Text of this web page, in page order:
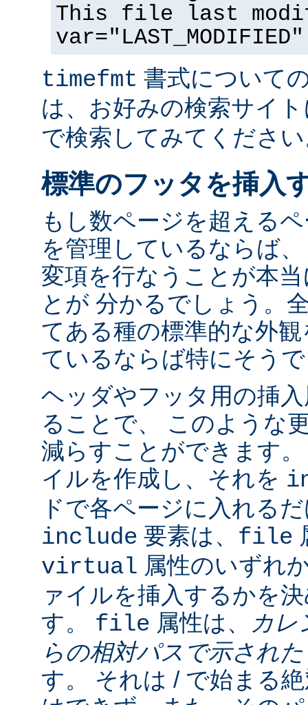
This file last
timefmt 書式について
は、お好みの検索サイ
で検索してみてくださ
標準のフッタを挿入
もし数ページを超える
を管理しているならば
変項を行なうことが本
とが 分かるでしょう。
てある種の標準的な外
ているならば特にそう
ヘッダやフッタ用の挿
ることで、 このような
減らすことができます
イルを作成し、それを
ドで各ページに入れる
include 要素は、 file
virtual 属性のいずれ
ァイルを挿入するかを
す。 file 属性は、
カ
らの相対パスで示され
す。 それは / で始まる